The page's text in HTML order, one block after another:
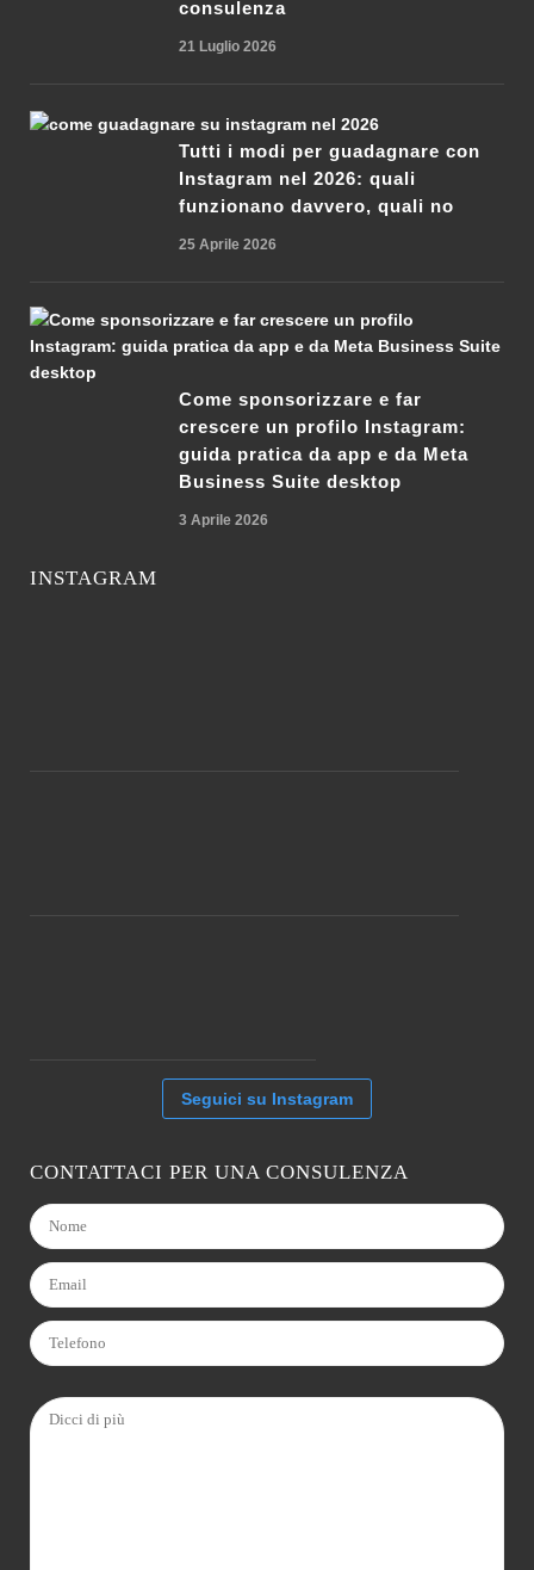
consulenza
21 Luglio 2026
Tutti i modi per guadagnare con
Instagram nel 2026: quali
funzionano davvero, quali no
25 Aprile 2026
Come sponsorizzare e far
crescere un profilo Instagram:
guida pratica da app e da Meta
Business Suite desktop
3 Aprile 2026
INSTAGRAM
Seguici su Instagram
CONTATTACI PER UNA CONSULENZA